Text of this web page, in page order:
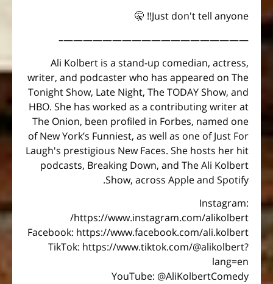
Just don't tell anyone!! 🤫
———————————————————–
Ali Kolbert is a stand-up comedian, actress,
writer, and podcaster who has appeared on The
Tonight Show, Late Night, The TODAY Show, and
HBO. She has worked as a contributing writer at
The Onion, been profiled in Forbes, named one
of New York’s Funniest, as well as one of Just For
Laugh's prestigious New Faces. She hosts her hit
podcasts, Breaking Down, and The Ali Kolbert
Show, across Apple and Spotify.
Instagram:
https://www.instagram.com/alikolbert/
Facebook: https://www.facebook.com/ali.kolbert
TikTok: https://www.tiktok.com/@alikolbert?
lang=en
YouTube: @AliKolbertComedy